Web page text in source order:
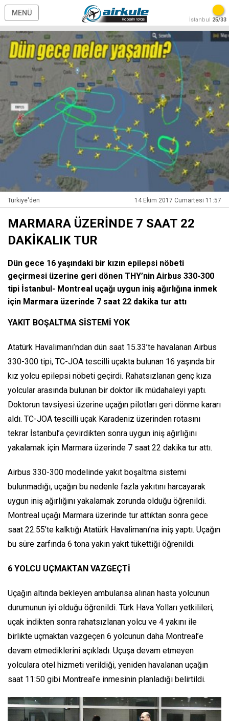
MENÜ
İstanbul 25/33
Türkiye'den 14 Ekim 2017 Cumartesi 11:57
MARMARA ÜZERİNDE 7 SAAT 22
DAKİKALIK TUR
Dün gece 16 yaşındaki bir kızın epilepsi nöbeti
geçirmesi üzerine geri dönen THY’nin Airbus 330-300
tipi İstanbul- Montreal uçağı uygun iniş ağırlığına inmek
için Marmara üzerinde 7 saat 22 dakika tur attı
YAKIT BOŞALTMA SİSTEMİ YOK
Atatürk Havalimanı’ndan dün saat 15.33’te havalanan Airbus
330-300 tipi, TC-JOA tescilli uçakta bulunan 16 yaşında bir
kız yolcu epilepsi nöbeti geçirdi. Rahatsızlanan genç kıza
yolcular arasında bulunan bir doktor ilk müdahaleyi yaptı.
Doktorun tavsiyesi üzerine uçağın pilotları geri dönme kararı
aldı. TC-JOA tescilli uçak Karadeniz üzerinden rotasını
tekrar İstanbul’a çevirdikten sonra uygun iniş ağırlığını
yakalamak için Marmara üzerinde 7 saat 22 dakika tur attı.
Airbus 330-300 modelinde yakıt boşaltma sistemi
bulunmadığı, uçağın bu nedenle fazla yakıtını harcayarak
uygun iniş ağırlığını yakalamak zorunda olduğu öğrenildi.
Montreal uçağı Marmara üzerinde tur attıktan sonra gece
saat 22.55’te kalktığı Atatürk Havalimanı’na iniş yaptı. Uçağın
bu süre zarfında 6 tona yakın yakıt tükettiği öğrenildi.
6 YOLCU UÇMAKTAN VAZGEÇTİ
Uçağın altında bekleyen ambulansa alınan hasta yolcunun
durumunun iyi olduğu öğrenildi. Türk Hava Yolları yetkilileri,
uçak indikten sonra rahatsızlanan yolcu ve 4 yakını ile
birlikte uçmaktan vazgeçen 6 yolcunun daha Montreal’e
devam etmediklerini açıkladı. Uçuşa devam etmeyen
yolculara otel hizmeti verildiği, yeniden havalanan uçağın
saat 11:50 gibi Montreal’e inmesinin planladığı belirtildi.